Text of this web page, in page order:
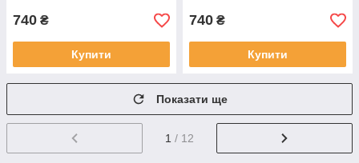
740 ₴
Купити
740 ₴
Купити
Показати ще
1 / 12